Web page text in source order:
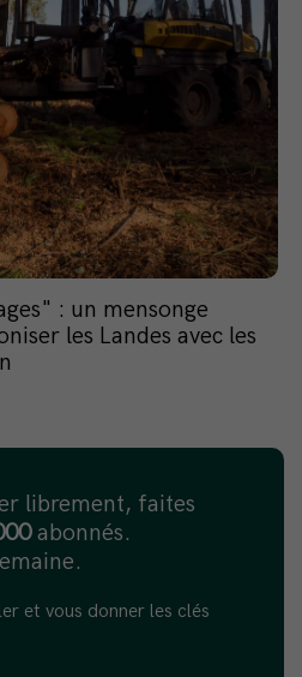
: un mensonge
les Landes avec les
librement, faites
abonnés.
et vous donner les clés